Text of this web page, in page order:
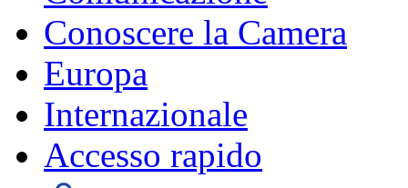
Conoscere la Camera
Europa
Internazionale
Accesso rapido